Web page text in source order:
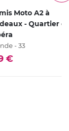
Moto A2 à
- Quartier
- 33
€